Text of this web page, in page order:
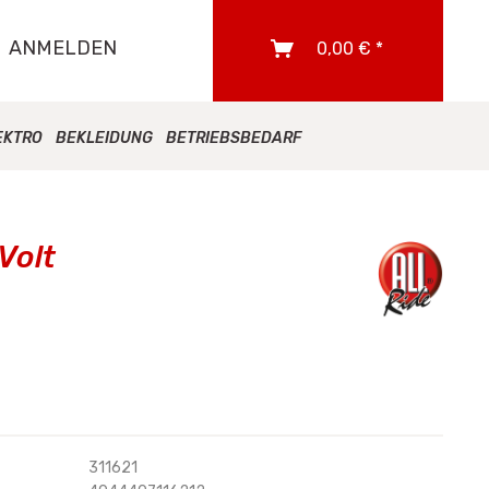
ANMELDEN 0,00 € *
BEKLEIDUNG BETRIEBSBEDARF
311621